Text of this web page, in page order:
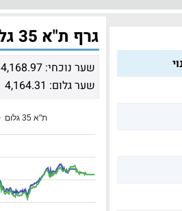
גרף ת"א 35 גלום
שער נוכחי: 4,168.97
שער גלום: 4,164.31